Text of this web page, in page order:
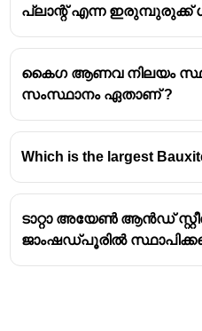
പ്ലാന്റ് എന്ന ഇരുമ്പുരുക്ക്
കൈഗ ആണവ നിലയം
സംസ്ഥാനം ഏതാണ് ?
Which is the largest
ടാറ്റാ അയേൺ ആൻഡ്
ജാംഷഡ്പൂരിൽ